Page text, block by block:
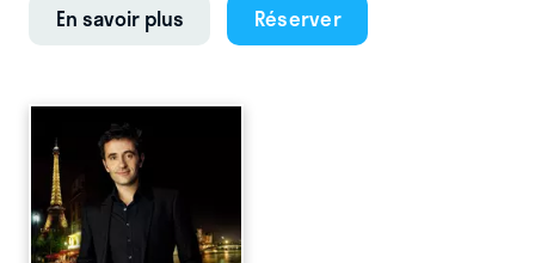
En savoir plus Réserver